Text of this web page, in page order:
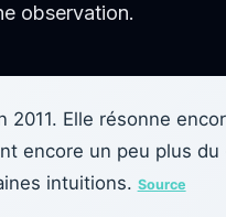
observation.
Elle résonne
encore un peu plus
intuitions. Source